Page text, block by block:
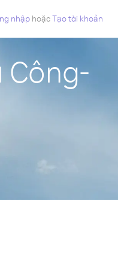
nhập hoặcTạo tài khoản